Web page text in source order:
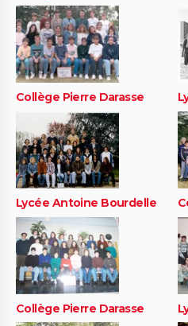
Collège Pierre Darasse
Lycée Antoine Bourdelle
Collège Pierre Darasse